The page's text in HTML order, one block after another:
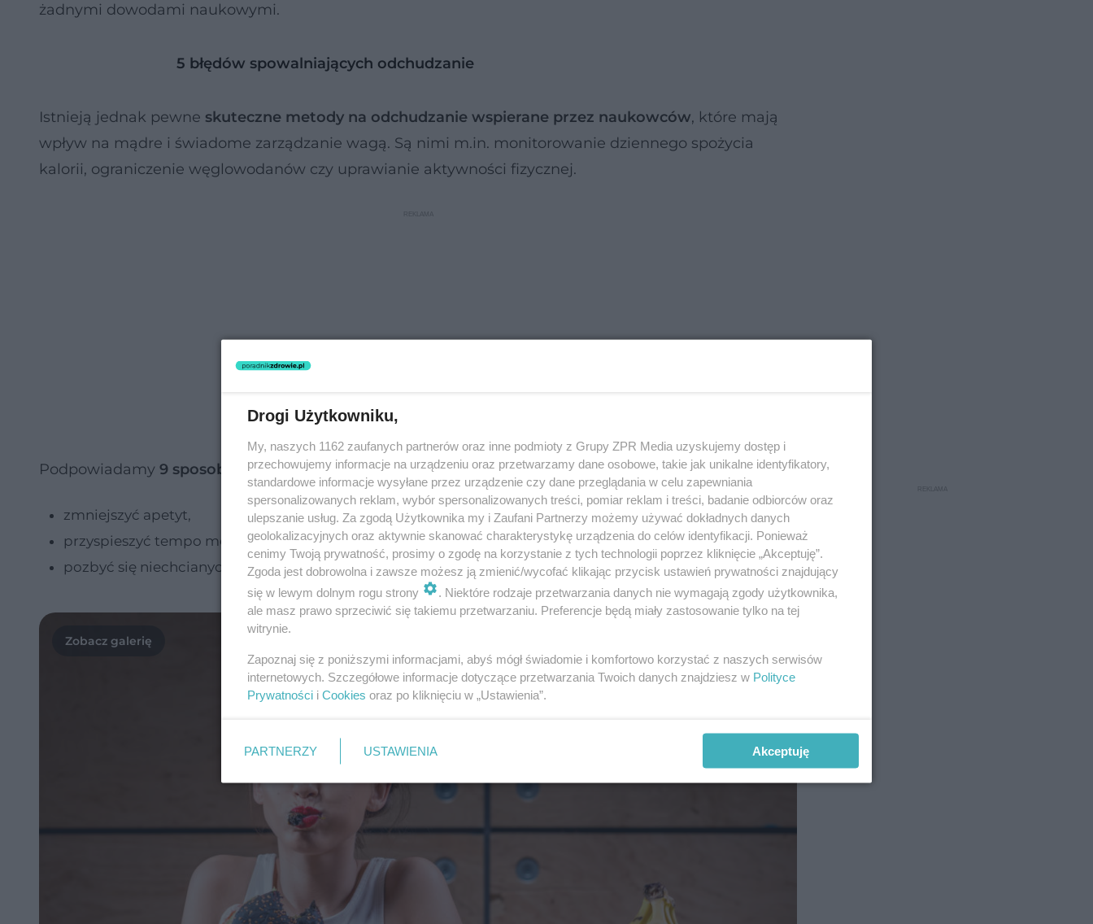
żadnymi dowodami naukowymi.
5 błędów spowalniających odchudzanie
Istnieją jednak pewne skuteczne metody na odchudzanie wspierane przez naukowców, które mają
wpływ na mądre i świadome zarządzanie wagą. Są nimi m.in. monitorowanie dziennego spożycia
kalorii, ograniczenie węglowodanów czy uprawianie aktywności fizycznej.
Podpowiadamy 9 sposobów na odchudzanie, które pomogą:
zmniejszyć apetyt,
przyspieszyć tempo metabolizmu,
pozbyć się niechcianych kilogramów.
Drogi Użytkowniku,
My, naszych 1162 zaufanych partnerów oraz inne podmioty z Grupy ZPR Media uzyskujemy dostęp i
przechowujemy informacje na urządzeniu oraz przetwarzamy dane osobowe, takie jak unikalne identyfikatory,
standardowe informacje wysyłane przez urządzenie czy dane przeglądania w celu zapewniania
spersonalizowanych reklam, wybór spersonalizowanych treści, pomiar reklam i treści, badanie odbiorców oraz
ulepszanie usług. Za zgodą Użytkownika my i Zaufani Partnerzy możemy używać dokładnych danych
geolokalizacyjnych oraz aktywnie skanować charakterystykę urządzenia do celów identyfikacji. Ponieważ
cenimy Twoją prywatność, prosimy o zgodę na korzystanie z tych technologii poprzez kliknięcie „Akceptuję”.
Zgoda jest dobrowolna i zawsze możesz ją zmienić/wycofać klikając przycisk ustawień prywatności znajdujący
się w lewym dolnym rogu strony
. Niektóre rodzaje przetwarzania danych nie wymagają zgody użytkownika,
ale masz prawo sprzeciwić się takiemu przetwarzaniu. Preferencje będą miały zastosowanie tylko na tej
witrynie.
Zapoznaj się z poniższymi informacjami, abyś mógł świadomie i komfortowo korzystać z naszych serwisów
internetowych. Szczegółowe informacje dotyczące przetwarzania Twoich danych znajdziesz w Polityce
Prywatności i Cookies oraz po kliknięciu w „Ustawienia”.
PARTNERZY USTAWIENIA Akceptuję